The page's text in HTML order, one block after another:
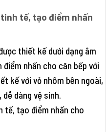
tế, tạo điểm nhấn
thiết kế dưới dạng âm
nhấn cho căn bếp với
kế với vỏ nhôm bên ngoài,
dàng vệ sinh.